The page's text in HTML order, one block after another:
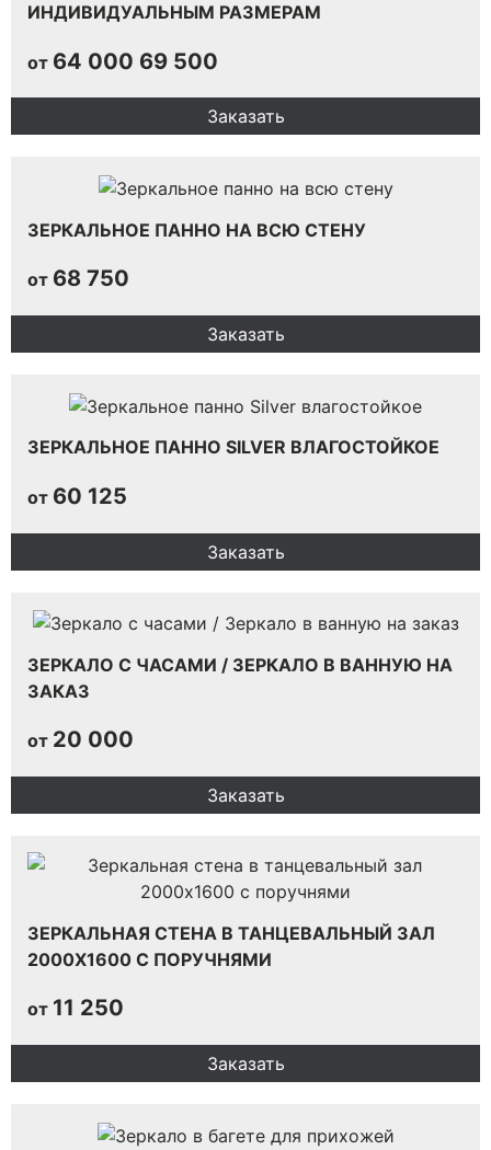
ИНДИВИДУАЛЬНЫМ РАЗМЕРАМ
от 64 000 69 500
Заказать
ЗЕРКАЛЬНОЕ ПАННО НА ВСЮ СТЕНУ
от 68 750
Заказать
ЗЕРКАЛЬНОЕ ПАННО SILVER ВЛАГОСТОЙКОЕ
от 60 125
Заказать
ЗЕРКАЛО С ЧАСАМИ / ЗЕРКАЛО В ВАННУЮ НА
ЗАКАЗ
от 20 000
Заказать
ЗЕРКАЛЬНАЯ СТЕНА В ТАНЦЕВАЛЬНЫЙ ЗАЛ
2000Х1600 С ПОРУЧНЯМИ
от 11 250
Заказать